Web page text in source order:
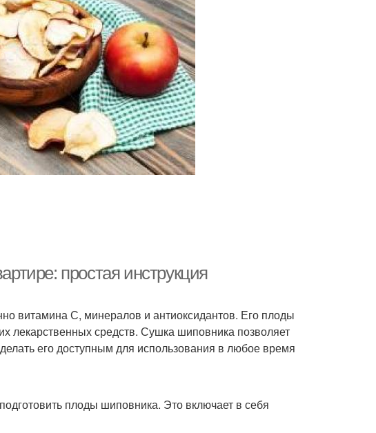
простая инструкция
витамина С, минералов и антиоксидантов. Его плоды
лекарственных средств. Сушка шиповника позволяет
его доступным для использования в любое время
плоды шиповника. Это включает в себя